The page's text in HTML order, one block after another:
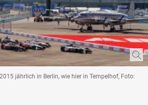
jährlich in Berlin, wie hier in Tempelhof, Foto: